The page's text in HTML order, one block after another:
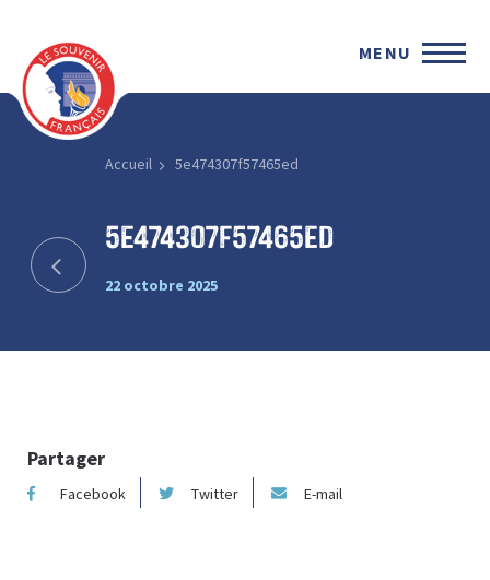
MENU
Accueil 5e474307f57465ed
5e474307f57465ed
22 octobre 2025
Partager
Facebook Twitter E-mail